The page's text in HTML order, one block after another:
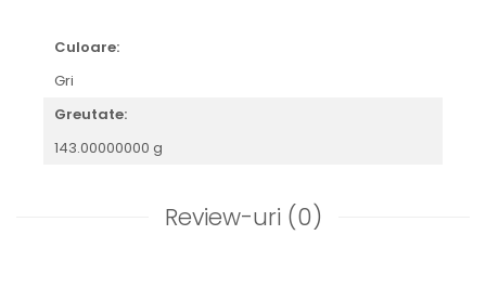
Culoare:
Gri
Greutate:
143.00000000 g
Review-uri (0)